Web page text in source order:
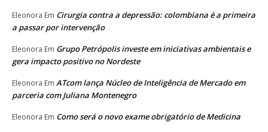
Eleonora Em Cirurgia contra a depressão: colombiana é a primeira
a passar por intervenção
Eleonora Em Grupo Petrópolis investe em iniciativas ambientais e
gera impacto positivo no Nordeste
Eleonora Em ATcom lança Núcleo de Inteligência de Mercado em
parceria com Juliana Montenegro
Eleonora Em Como será o novo exame obrigatório de Medicina